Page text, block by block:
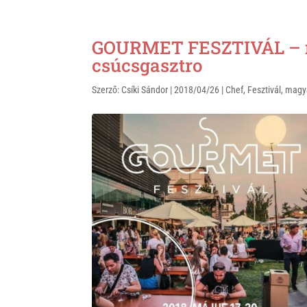
t
s
A
p
p
e
r
e
b
o
o
k
GOURMET FESZTIVÁL
csúcsgasztro
Szerző: Csíki Sándor |2018/04/26 | Chef, Fesztivál ,